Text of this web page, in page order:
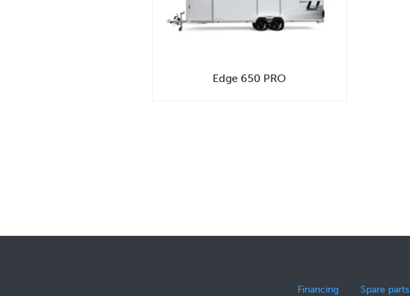
Edge 650 PRO
Financing Spare parts